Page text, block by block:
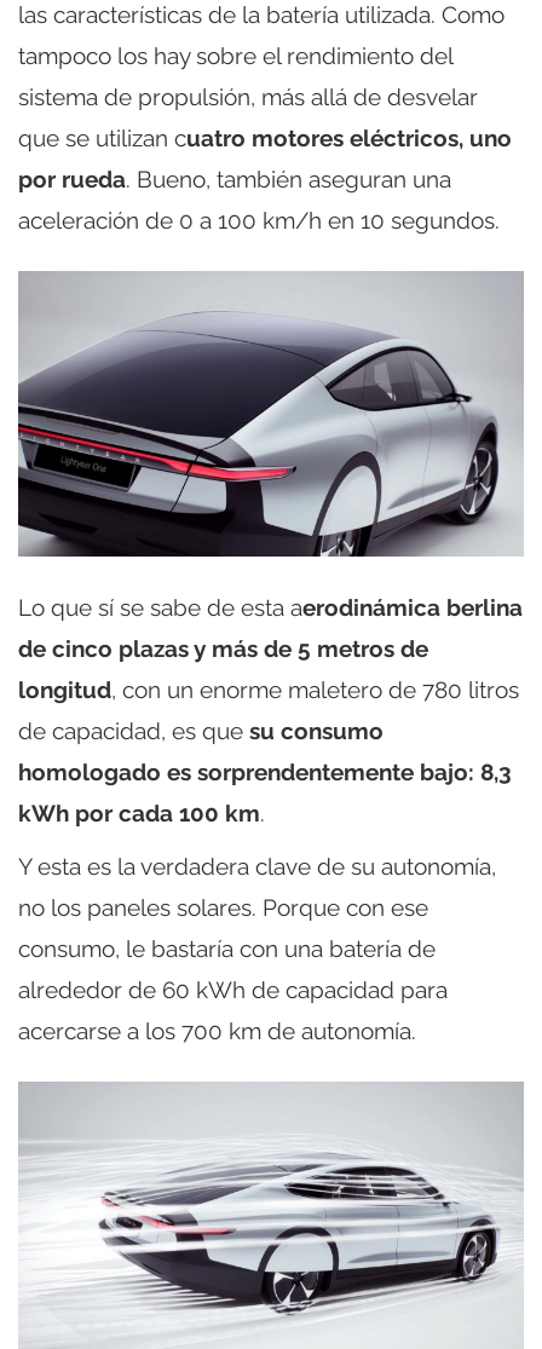
las características de la batería utilizada. Como
tampoco los hay sobre el rendimiento del
sistema de propulsión, más allá de desvelar
que se utilizan cuatro motores eléctricos, uno
por rueda. Bueno, también aseguran una
aceleración de 0 a 100 km/h en 10 segundos.
Lo que sí se sabe de esta aerodinámica berlina
de cinco plazas y más de 5 metros de
longitud, con un enorme maletero de 780 litros
de capacidad, es que su consumo
homologado es sorprendentemente bajo: 8,3
kWh por cada 100 km.
Y esta es la verdadera clave de su autonomía,
no los paneles solares. Porque con ese
consumo, le bastaría con una batería de
alrededor de 60 kWh de capacidad para
acercarse a los 700 km de autonomía.